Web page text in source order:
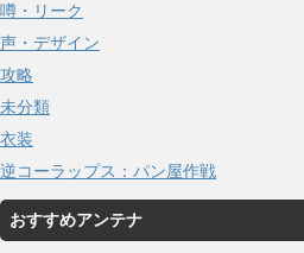
噂・リーク
声・デザイン
攻略
未分類
衣装
逆コーラップス：パン屋作戦
おすすめアンテナ